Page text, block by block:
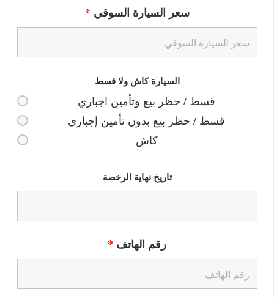
سعر السيارة السوقي *
السيارة كاش ولا قسط
قسط / حظر بيع وتأمين اجباري
قسط / حظر بيع بدون تأمين إجباري
كاش
تاريخ نهاية الرخصة
رقم الهاتف *